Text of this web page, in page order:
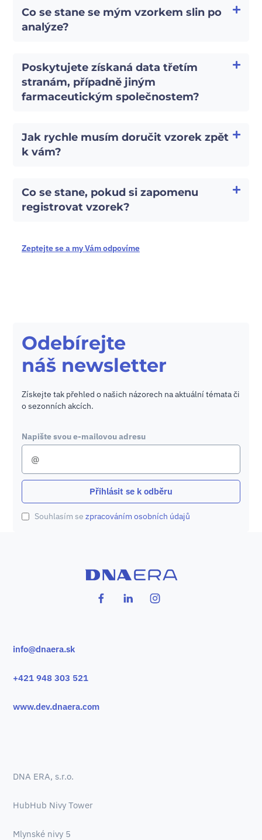
Co se stane se mým vzorkem slin po
analýze?
Poskytujete získaná data třetím
stranám, případně jiným
farmaceutickým společnostem?
Jak rychle musím doručit vzorek zpět
k vám?
Co se stane, pokud si zapomenu
registrovat vzorek?
Zeptejte se a my Vám odpovíme
Odebírejte
náš newsletter
Získejte tak přehled o našich názorech na aktuální témata či
o sezonních akcích.
Napište svou e-mailovou adresu
Souhlasím se zpracováním osobních údajů
Přihlásit se k odběru
info@dnaera.sk
+421 948 303 521
www.dev.dnaera.com
DNA ERA, s.r.o.
HubHub Nivy Tower
Mlynské nivy 5